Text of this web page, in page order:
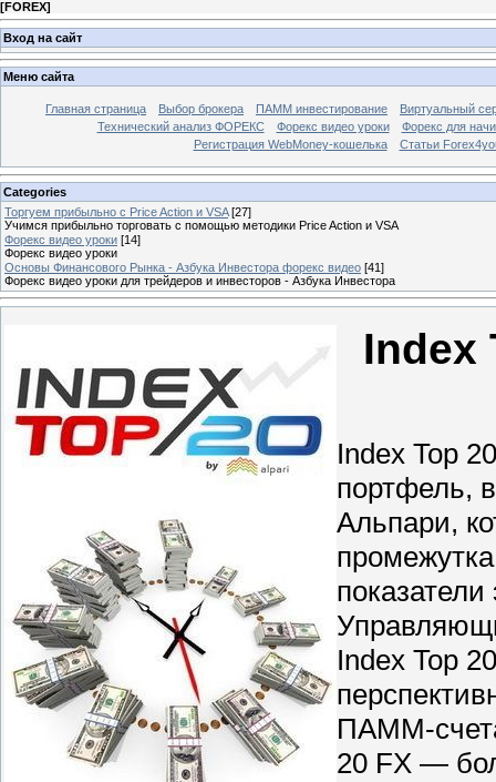
[FOREX]
Вход на сайт
Меню сайта
Главная страница Выбор брокера ПАММ инвестирование
Виртуальный
Технический анализ ФОРЕКС
Форекс видео уроки
Форекс для
Регистрация WebMoney-кошелька
Статьи
Categories
Торгуем прибыльно с Price Action и VSA [27]
Учимся прибыльно торговать с помощью методики Price Action и VSA
Форекс видео уроки [14]
Форекс видео уроки
Основы Финансового Рынка - Азбука Инвестора форекс видео [41]
Форекс видео уроки для трейдеров и инвесторов - Азбука Инвестора
Index
Index Top
портфель,
Альпари,
Index Top
ПАММ-
20 FX —